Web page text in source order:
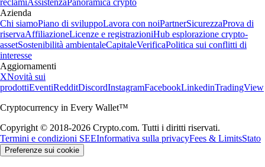
reclamiAssistenza Panoramica crypto
Azienda
Chi siamoPiano di sviluppoLavora con noiPartnerSicurezzaProva di
riservaAffiliazioneLicenze e registrazioniHub esplorazione crypto-
assetSostenibilità ambientaleCapitaleVerificaPolitica sui conflitti di
interesse
Aggiornamenti
XNovità sui
prodottiEventiRedditDiscordInstagramFacebookLinkedinTradingView
Cryptocurrency in Every Wallet™
Copyright © 2018-2026 Crypto.com. Tutti i diritti riservati.
Termini e condizioni SEEInformativa sulla privacyFees & LimitsStato
Preferenze sui cookie